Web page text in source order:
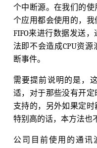
个中断源。在我们的
个应用都会使用的，
FIFO来进行数据发送
法即不会造成CPU资
断事件。
需要提前说明的是，
适，对于那些没有开
支持的，另外如果定
特别高的话，本方法也
公司目前使用的通讯